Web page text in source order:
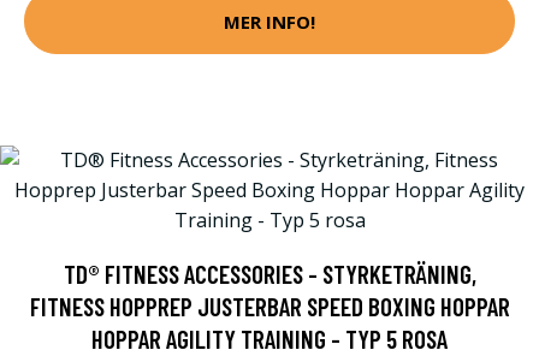
MER INFO!
TD® FITNESS ACCESSORIES - STYRKETRÄNING,
FITNESS HOPPREP JUSTERBAR SPEED BOXING HOPPAR
HOPPAR AGILITY TRAINING - TYP 5 ROSA